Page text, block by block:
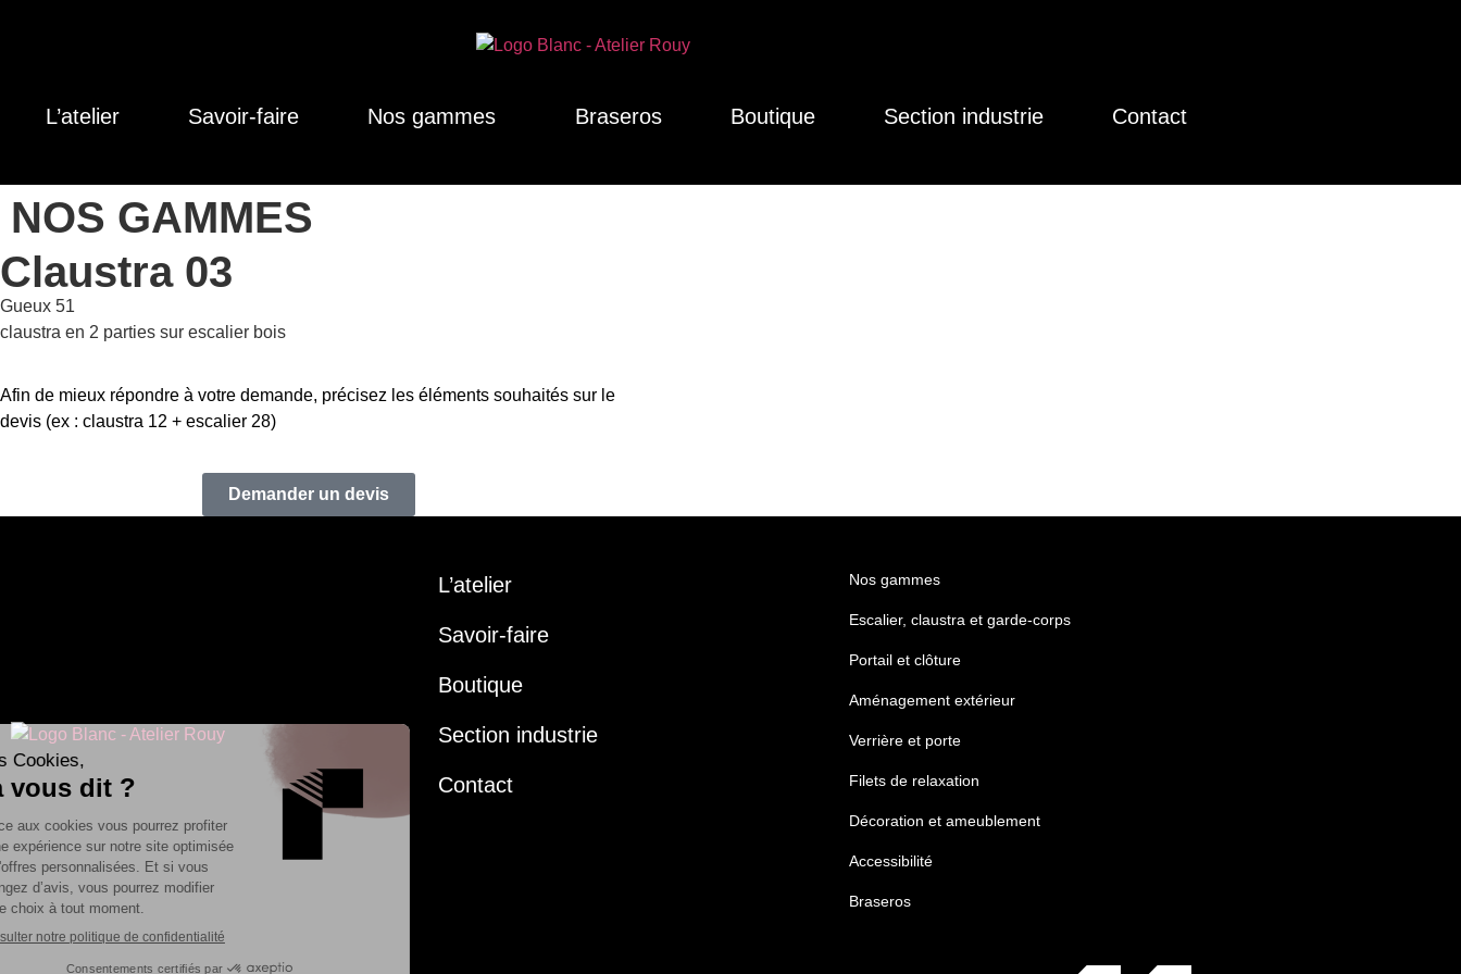
L’atelier Savoir-faire Nos gammes Braseros Boutique Section industrie Contact
NOS GAMMES
Claustra 03
Gueux 51
claustra en 2 parties sur escalier bois
Afin de mieux répondre à votre demande, précisez les éléments souhaités sur le
devis (ex : claustra 12 + escalier 28)
Demander un devis
L’atelier
Savoir-faire
Boutique
Section industrie
Contact
Nos gammes
Escalier, claustra et garde-corps
Portail et clôture
Aménagement extérieur
Verrière et porte
Filets de relaxation
Décoration et ameublement
Accessibilité
Braseros